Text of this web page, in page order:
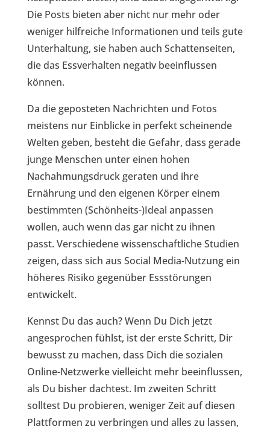
Die Posts bieten aber nicht nur mehr oder
weniger hilfreiche Informationen und teils gute
Unterhaltung, sie haben auch Schattenseiten,
die das Essverhalten negativ beeinflussen
können.
Da die geposteten Nachrichten und Fotos
meistens nur Einblicke in perfekt scheinende
Welten geben, besteht die Gefahr, dass gerade
junge Menschen unter einen hohen
Nachahmungsdruck geraten und ihre
Ernährung und den eigenen Körper einem
bestimmten (Schönheits-)Ideal anpassen
wollen, auch wenn das gar nicht zu ihnen
passt. Verschiedene wissenschaftliche Studien
zeigen, dass sich aus Social Media-Nutzung ein
höheres Risiko gegenüber Essstörungen
entwickelt.
Kennst Du das auch? Wenn Du Dich jetzt
angesprochen fühlst, ist der erste Schritt, Dir
bewusst zu machen, dass Dich die sozialen
Online-Netzwerke vielleicht mehr beeinflussen,
als Du bisher dachtest. Im zweiten Schritt
solltest Du probieren, weniger Zeit auf diesen
Plattformen zu verbringen und alles zu lassen,